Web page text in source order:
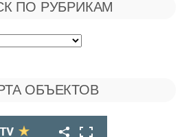
ПО РУБРИКАМ
ОБЪЕКТОВ